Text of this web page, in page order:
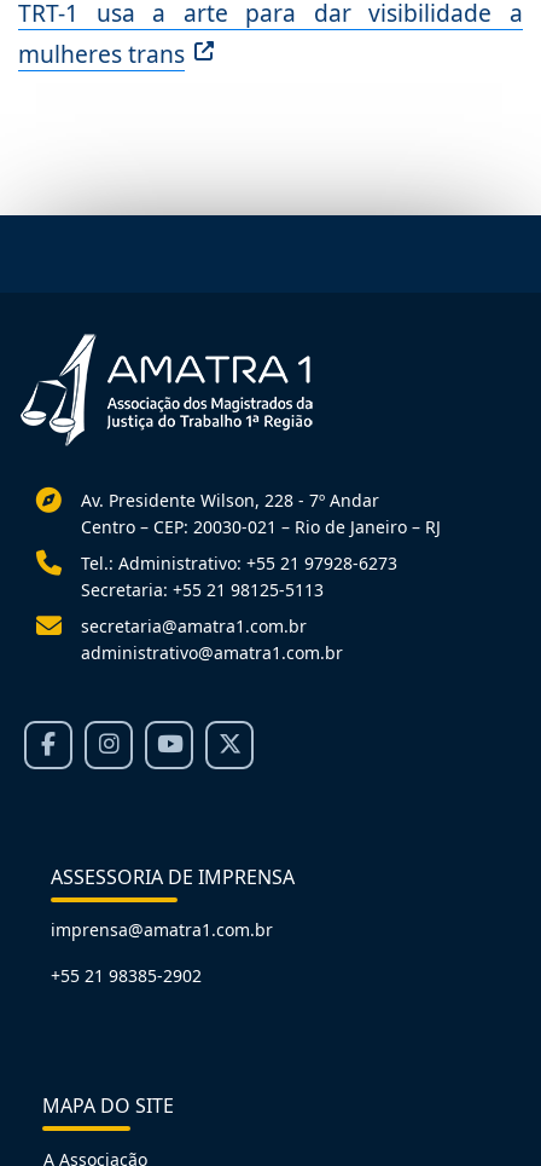
TRT-1 usa a arte para dar visibilidade a
mulheres trans
Av. Presidente Wilson, 228 - 7º Andar
Centro – CEP: 20030-021 – Rio de Janeiro – RJ
Tel.: Administrativo: +55 21 97928-6273
Secretaria: +55 21 98125-5113
secretaria@amatra1.com.br
administrativo@amatra1.com.br
ASSESSORIA DE IMPRENSA
imprensa@amatra1.com.br
+55 21 98385-2902
MAPA DO SITE
A Associação